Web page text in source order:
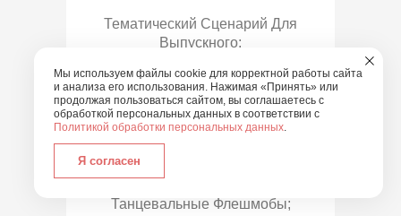
Тематический Сценарий Для
Выпускного;
Познавательные Игры;
Танцевальные Флешмобы;
Мы используем файлы cookie для корректной работы сайта
и анализа его использования. Нажимая «Принять» или
продолжая пользоваться сайтом, вы соглашаетесь с
обработкой персональных данных в соответствии с
Политикой обработки персональных данных.
Я согласен